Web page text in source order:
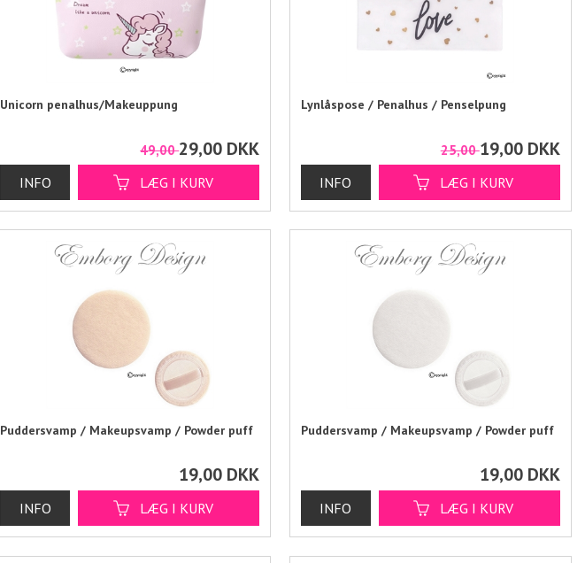
Unicorn penalhus/Makeuppung
49,0029,00 DKK
Lynlåspose / Penalhus / Penselpung
25,0019,00 DKK
Puddersvamp / Makeupsvamp / Powder puff
19,00 DKK
Puddersvamp / Makeupsvamp / Powder puff
19,00 DKK